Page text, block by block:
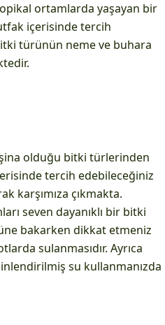
ortamlarda yaşayan bir
içerisinde tercih
türünün neme ve buhara
olduğu bitki türlerinden
tercih edebileceğiniz
karşımıza çıkmakta.
seven dayanıklı bir bitki
bakarken dikkat etmeniz
sulanmasıdır. Ayrıca
su kullanmanızda